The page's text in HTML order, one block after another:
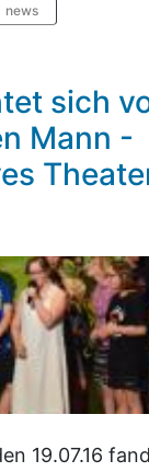
news
sich
Mann -
19.07.16